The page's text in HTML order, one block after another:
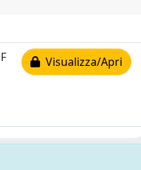
Visualizza/Apri